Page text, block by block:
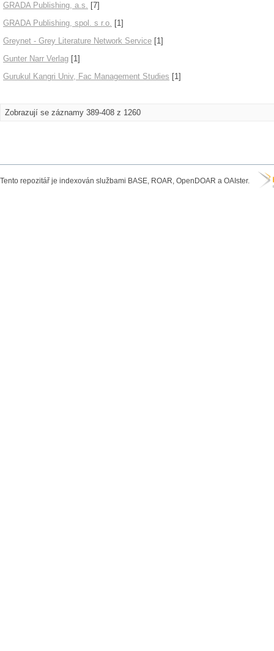
GRADA Publishing, a.s. [7]
GRADA Publishing, spol. s r.o. [1]
Greynet - Grey Literature Network Service [1]
Gunter Narr Verlag [1]
Gurukul Kangri Univ, Fac Management Studies [1]
Zobrazují se záznamy 389-408 z 1260
Tento repozitář je indexován službami BASE, ROAR, OpenDOAR a OAIster.